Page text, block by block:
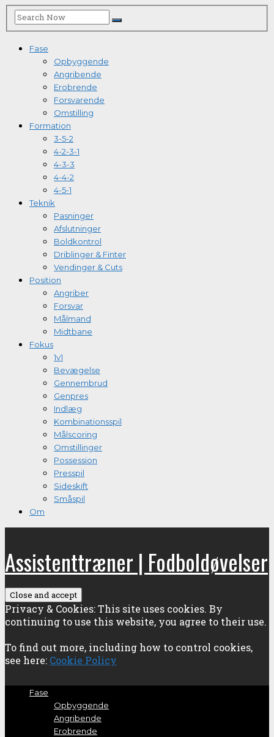
Fase
Opbyggende
Angribende
Erobrende
Forsvarende
Omstilling
Formation
3-5-2
4-2-3-1
4-3-3
4-4-2
4-5-1
Teknik
Pasninger
Afslutninger
Boldkontrol
Driblinger & Finter
Vendinger & Cuts
Position
Angriber
Forsvar
Målmand
Midtbane
Fokus
1v1
Bevægelse
Gennembrud
Genpres
Indlæg
Kombinationsspil
Målscoring
Omstillinger
Possession
Presspil
Sideskift
Småspil
Om
Assistenttræner | Fodboldøvelser
Privacy & Cookies: This site uses cookies. By
continuing to use this website, you agree to their use.
To find out more, including how to control cookies,
see here: Cookie Policy
Fase
Opbyggende
Angribende
Erobrende